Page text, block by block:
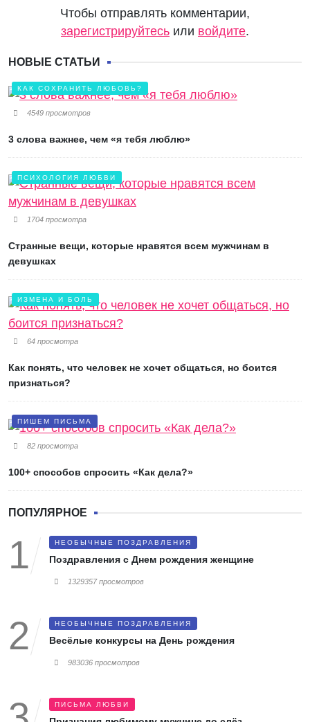
Чтобы отправлять комментарии,
зарегистрируйтесь или войдите.
НОВЫЕ СТАТЬИ
КАК СОХРАНИТЬ ЛЮБОВЬ?
4549 просмотров
3 слова важнее, чем «я тебя люблю»
ПСИХОЛОГИЯ ЛЮБВИ
1704 просмотра
Странные вещи, которые нравятся всем мужчинам в
девушках
ИЗМЕНА И БОЛЬ
64 просмотра
Как понять, что человек не хочет общаться, но боится
признаться?
ПИШЕМ ПИСЬМА
82 просмотра
100+ способов спросить «Как дела?»
ПОПУЛЯРНОЕ
НЕОБЫЧНЫЕ ПОЗДРАВЛЕНИЯ
Поздравления с Днем рождения женщине
1329357 просмотров
НЕОБЫЧНЫЕ ПОЗДРАВЛЕНИЯ
Весёлые конкурсы на День рождения
983036 просмотров
ПИСЬМА ЛЮБВИ